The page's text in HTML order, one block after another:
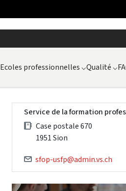
Ecoles professionnelles ⌵Qualité ⌵
Service de la formation
Case postale 670
1951 Sion
sfop-usfp@admin.vs.ch